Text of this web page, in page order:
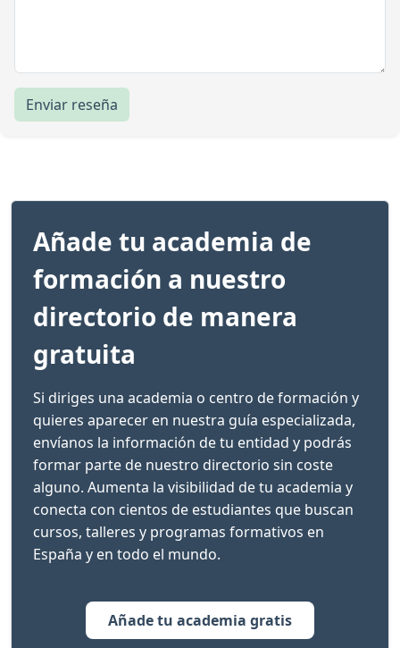
Enviar reseña
Añade tu academia de
formación a nuestro
directorio de manera
gratuita
Si diriges una academia o centro de formación y
quieres aparecer en nuestra guía especializada,
envíanos la información de tu entidad y podrás
formar parte de nuestro directorio sin coste
alguno. Aumenta la visibilidad de tu academia y
conecta con cientos de estudiantes que buscan
cursos, talleres y programas formativos en
España y en todo el mundo.
Añade tu academia gratis